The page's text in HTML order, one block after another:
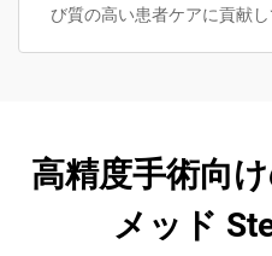
び質の高い患者ケアに貢献
高精度手術向
メッド